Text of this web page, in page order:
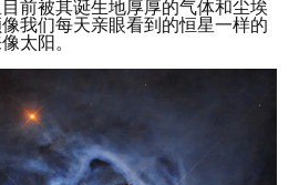
前被其诞生地厚厚的气体和尘埃
我们每天亲眼看到的恒星一样的
太阳。